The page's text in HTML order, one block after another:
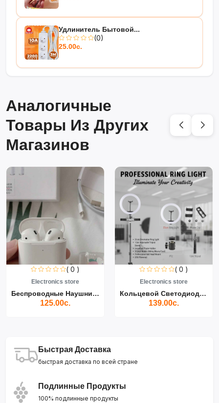
Удлинитель Бытовой...
(0)
25.00с.
Аналогичные
Товары Из Других
Магазинов
( 0 )
Electronics store
Беспроводные Наушники Air...
125.00с.
( 0 )
Electronics store
Кольцевой Светодиодный Св...
139.00с.
Быстрая Доставка
быстрая доставка по всей стране
Подлинные Продукты
100% подлинные продукты